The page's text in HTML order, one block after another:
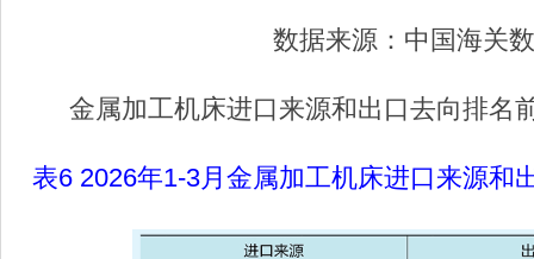
数据来源：中国海关
金属加工机床进口来源和出口去向排名
表6 2026年1-3月金属加工机床进口来源和